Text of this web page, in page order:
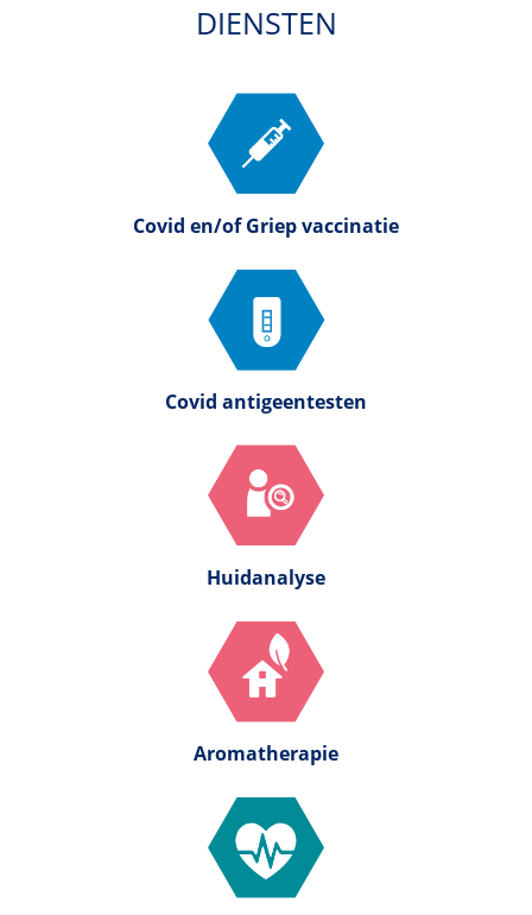
DIENSTEN
Covid en/of Griep vaccinatie
Covid antigeentesten
Huidanalyse
Aromatherapie